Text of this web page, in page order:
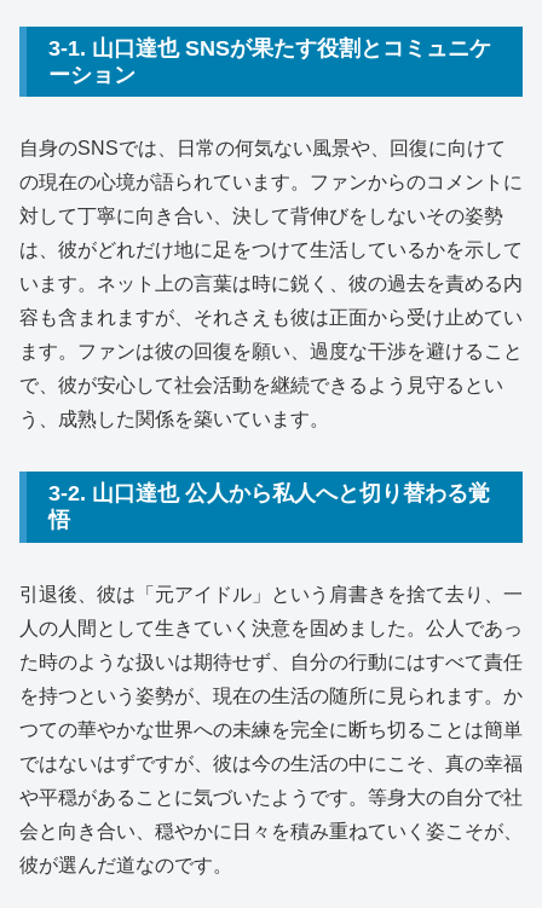
3-1. 山口達也 SNSが果たす役割とコミュニケ
ーション
自身のSNSでは、日常の何気ない風景や、回復に向けて
の現在の心境が語られています。ファンからのコメントに
対して丁寧に向き合い、決して背伸びをしないその姿勢
は、彼がどれだけ地に足をつけて生活しているかを示して
います。ネット上の言葉は時に鋭く、彼の過去を責める内
容も含まれますが、それさえも彼は正面から受け止めてい
ます。ファンは彼の回復を願い、過度な干渉を避けること
で、彼が安心して社会活動を継続できるよう見守るとい
う、成熟した関係を築いています。
3-2. 山口達也 公人から私人へと切り替わる覚
悟
引退後、彼は「元アイドル」という肩書きを捨て去り、一
人の人間として生きていく決意を固めました。公人であっ
た時のような扱いは期待せず、自分の行動にはすべて責任
を持つという姿勢が、現在の生活の随所に見られます。か
つての華やかな世界への未練を完全に断ち切ることは簡単
ではないはずですが、彼は今の生活の中にこそ、真の幸福
や平穏があることに気づいたようです。等身大の自分で社
会と向き合い、穏やかに日々を積み重ねていく姿こそが、
彼が選んだ道なのです。